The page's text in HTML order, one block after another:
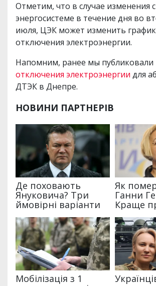
Отметим, что в случае изменения
энергосистеме в течение дня во
июля, ЦЭК может изменить
отключения электроэнергии.
Напомним, ранее мы публиковали
отключения электроэнергии для
ДТЭК в Днепре.